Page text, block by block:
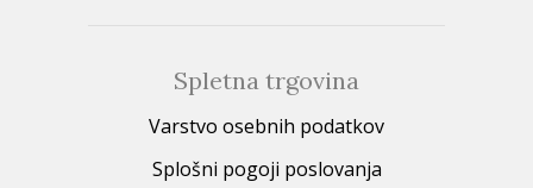
Spletna trgovina
Varstvo osebnih podatkov
Splošni pogoji poslovanja